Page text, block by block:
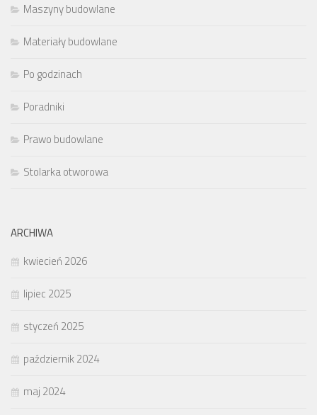
Maszyny budowlane
Materiały budowlane
Po godzinach
Poradniki
Prawo budowlane
Stolarka otworowa
ARCHIWA
kwiecień 2026
lipiec 2025
styczeń 2025
październik 2024
maj 2024